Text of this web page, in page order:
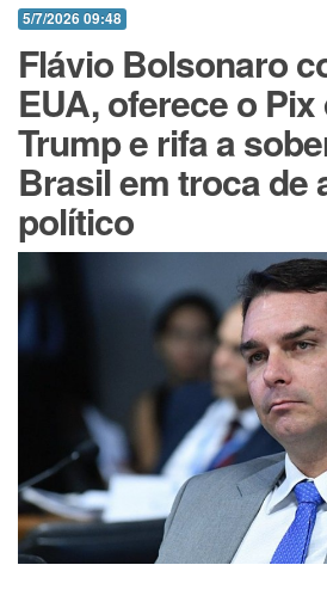
5/7/2026 09:48
Flávio Bolsonaro
EUA, oferece o
Trump e rifa a
Brasil em troca de
político